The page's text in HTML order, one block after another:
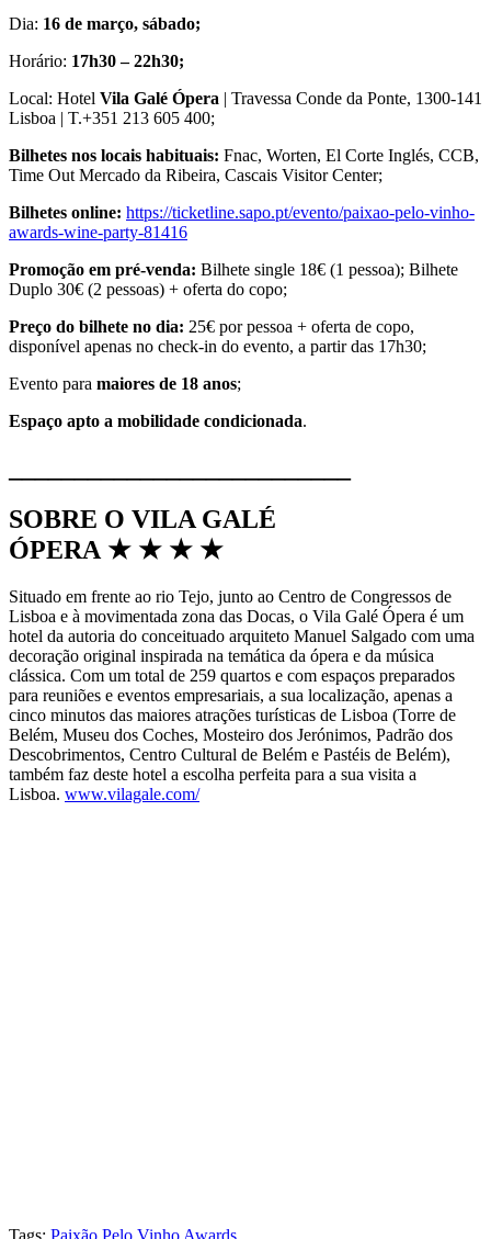
Dia: 16 de março, sábado;
Horário: 17h30 – 22h30;
Local: Hotel Vila Galé Ópera | Travessa Conde da Ponte, 1300-141
Lisboa | T.+351 213 605 400;
Bilhetes nos locais habituais: Fnac, Worten, El Corte Inglés, CCB,
Time Out Mercado da Ribeira, Cascais Visitor Center;
Bilhetes online: https://ticketline.sapo.pt/evento/paixao-pelo-vinho-
awards-wine-party-81416
Promoção em pré-venda: Bilhete single 18€ (1 pessoa); Bilhete
Duplo 30€ (2 pessoas) + oferta do copo;
Preço do bilhete no dia: 25€ por pessoa + oferta de copo,
disponível apenas no check-in do evento, a partir das 17h30;
Evento para maiores de 18 anos;
Espaço apto a mobilidade condicionada.
SOBRE O VILA GALÉ
ÓPERA ★ ★ ★ ★
Situado em frente ao rio Tejo, junto ao Centro de Congressos de
Lisboa e à movimentada zona das Docas, o Vila Galé Ópera é um
hotel da autoria do conceituado arquiteto Manuel Salgado com uma
decoração original inspirada na temática da ópera e da música
clássica. Com um total de 259 quartos e com espaços preparados
para reuniões e eventos empresariais, a sua localização, apenas a
cinco minutos das maiores atrações turísticas de Lisboa (Torre de
Belém, Museu dos Coches, Mosteiro dos Jerónimos, Padrão dos
Descobrimentos, Centro Cultural de Belém e Pastéis de Belém),
também faz deste hotel a escolha perfeita para a sua visita a
Lisboa. www.vilagale.com/